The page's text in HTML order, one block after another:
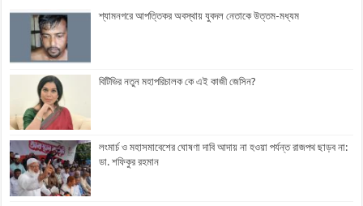
শ্যামনগরে আপত্তিকর অবস্থায় যুবদল নেতাকে উত্তম-মধ্যম
বিটিভির নতুন মহাপরিচালক কে এই কাজী জেসিন?
লংমার্চ ও মহাসমাবেশের ঘোষণা দাবি আদায় না হওয়া পর্যন্ত রাজপথ ছাড়ব না:
ডা. শফিকুর রহমান